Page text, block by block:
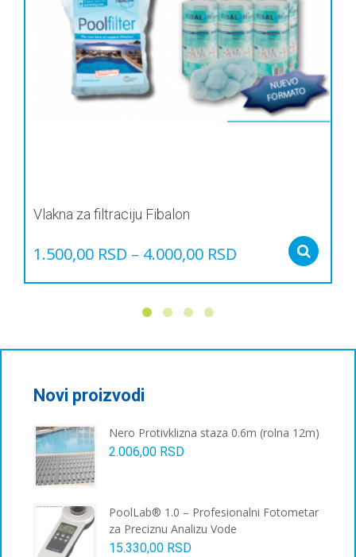
Vlakna za filtraciju Fibalon
1.500,00 RSD – 4.000,00 RSD
бити
изабране
на
страници
производа.
Novi proizvodi
Nero Protivklizna staza 0.6m (rolna 12m)
2.006,00 RSD
PoolLab® 1.0 – Profesionalni Fotometar
za Preciznu Analizu Vode
15.330,00 RSD